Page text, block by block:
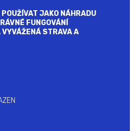
JAKO NÁHRADU
FUNGOVÁNÍ
STRAVA A